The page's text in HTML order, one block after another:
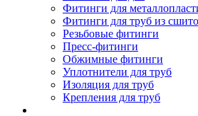
Фитинги для
Фитинги для труб из
Резьбовые фитинги
Пресс-фитинги
Обжимные фитинги
Уплотнители для труб
Изоляция для труб
Крепления для труб